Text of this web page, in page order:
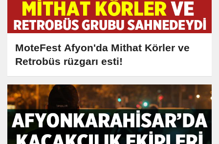
MoteFest Afyon'da Mithat Körler ve
Retrobüs rüzgarı esti!